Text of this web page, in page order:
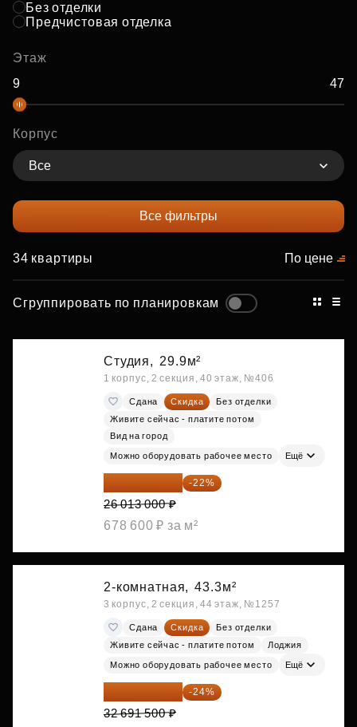
Без отделки
Предчистовая отделка
Этаж
Корпус
Все
Все фильтры
34 квартиры
Сгруппировать по планировкам
По цене
Студия, 29.9м²
1 корпус, 2 секция, 40 этаж, №406
Сдана Скидка
Без отделки
Живите сейчас - платите потом
Вид на город
Можно оборудовать рабочее место Ещё
20 290 140 ₽ -22%
26 013 000 ₽
678 600 ₽ за м²
2-комнатная, 43.3м²
3 корпус, 2 секция, 44 этаж, №1257
Сдана Скидка
Без отделки
Живите сейчас - платите потом
Лоджия
Можно оборудовать рабочее место Ещё
24 845 540 ₽ -24%
32 691 500 ₽